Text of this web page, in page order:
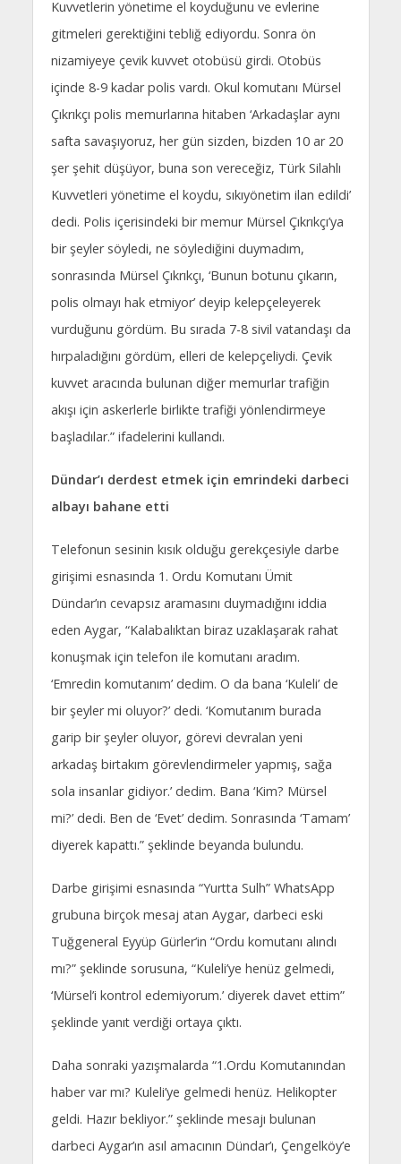
Kuvvetlerin yönetime el koyduğunu ve evlerine
gitmeleri gerektiğini tebliğ ediyordu. Sonra ön
nizamiyeye çevik kuvvet otobüsü girdi. Otobüs
içinde 8-9 kadar polis vardı. Okul komutanı Mürsel
Çıkrıkçı polis memurlarına hitaben ‘Arkadaşlar aynı
safta savaşıyoruz, her gün sizden, bizden 10 ar 20
şer şehit düşüyor, buna son vereceğiz, Türk Silahlı
Kuvvetleri yönetime el koydu, sıkıyönetim ilan edildi’
dedi. Polis içerisindeki bir memur Mürsel Çıkrıkçı’ya
bir şeyler söyledi, ne söylediğini duymadım,
sonrasında Mürsel Çıkrıkçı, ‘Bunun botunu çıkarın,
polis olmayı hak etmiyor’ deyip kelepçeleyerek
vurduğunu gördüm. Bu sırada 7-8 sivil vatandaşı da
hırpaladığını gördüm, elleri de kelepçeliydi. Çevik
kuvvet aracında bulunan diğer memurlar trafiğin
akışı için askerlerle birlikte trafiği yönlendirmeye
başladılar.” ifadelerini kullandı.
Dündar’ı derdest etmek için emrindeki darbeci
albayı bahane etti
Telefonun sesinin kısık olduğu gerekçesiyle darbe
girişimi esnasında 1. Ordu Komutanı Ümit
Dündar’ın cevapsız aramasını duymadığını iddia
eden Aygar, “Kalabalıktan biraz uzaklaşarak rahat
konuşmak için telefon ile komutanı aradım.
‘Emredin komutanım’ dedim. O da bana ‘Kuleli’ de
bir şeyler mi oluyor?’ dedi. ‘Komutanım burada
garip bir şeyler oluyor, görevi devralan yeni
arkadaş birtakım görevlendirmeler yapmış, sağa
sola insanlar gidiyor.’ dedim. Bana ‘Kim? Mürsel
mi?’ dedi. Ben de ‘Evet’ dedim. Sonrasında ‘Tamam’
diyerek kapattı.” şeklinde beyanda bulundu.
Darbe girişimi esnasında “Yurtta Sulh” WhatsApp
grubuna birçok mesaj atan Aygar, darbeci eski
Tuğgeneral Eyyüp Gürler’in “Ordu komutanı alındı
mı?” şeklinde sorusuna, “Kuleli’ye henüz gelmedi,
‘Mürsel’i kontrol edemiyorum.’ diyerek davet ettim”
şeklinde yanıt verdiği ortaya çıktı.
Daha sonraki yazışmalarda “1.Ordu Komutanından
haber var mı? Kuleli’ye gelmedi henüz. Helikopter
geldi. Hazır bekliyor.” şeklinde mesajı bulunan
darbeci Aygar’ın asıl amacının Dündar’ı, Çengelköy’e